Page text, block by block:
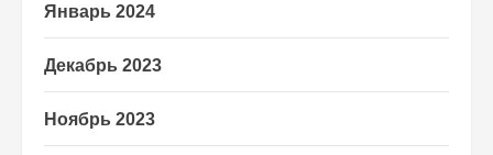
Январь 2024
Декабрь 2023
Ноябрь 2023